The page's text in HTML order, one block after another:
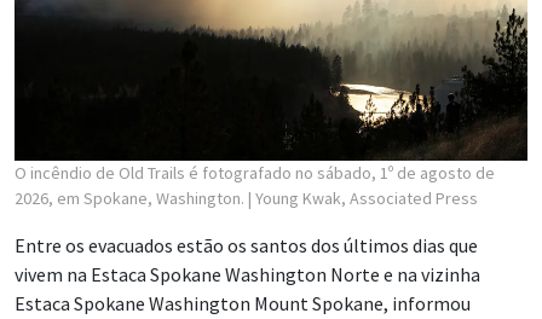
O incêndio de Old Trails é fotografado no sábado, 1º de agosto de
2026, em Spokane, Washington. | Young Kwak, Associated Press
Entre os evacuados estão os santos dos últimos dias que
vivem na Estaca Spokane Washington Norte e na vizinha
Estaca Spokane Washington Mount Spokane, informou